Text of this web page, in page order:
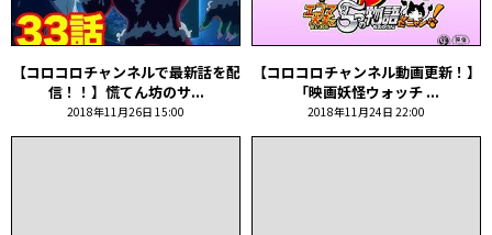
【コロコロチャンネルで最新話を配
信！！】慌てん坊のサ...
2018年11月26日 15:00
【コロコロチャンネル動画更新！】
「映画妖怪ウォッチ ...
2018年11月24日 22:00